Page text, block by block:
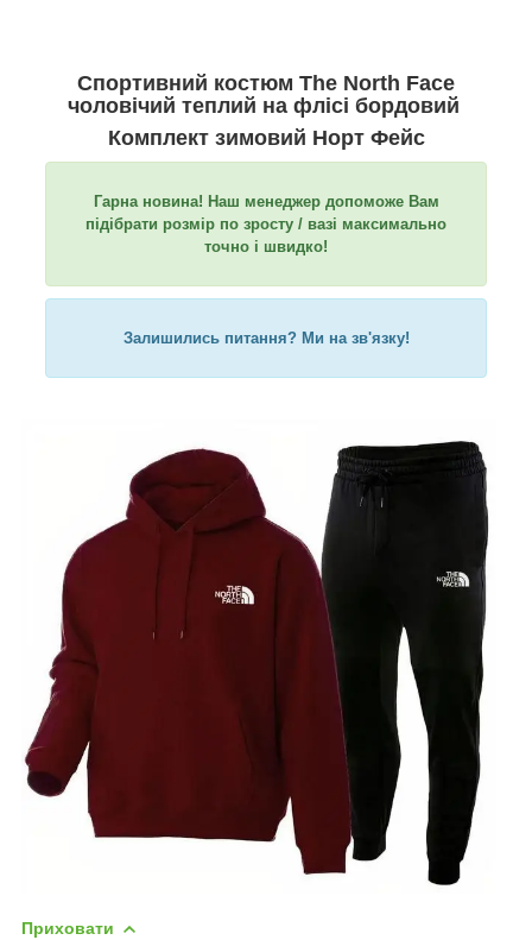
Спортивний костюм The North Face
чоловічий теплий на флісі бордовий
Комплект зимовий Норт Фейс
Гарна новина! Наш менеджер допоможе Вам
підібрати розмір по зросту / вазі максимально
точно і швидко!
Залишились питання? Ми на зв'язку!
Приховати